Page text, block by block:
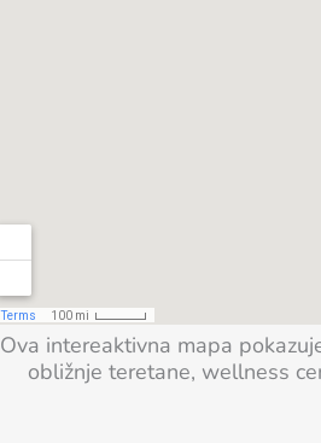
Ova intereaktivna mapa
obližnje teretane, wellness